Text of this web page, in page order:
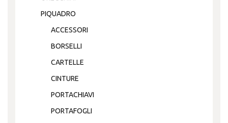
PIQUADRO
ACCESSORI
BORSELLI
CARTELLE
CINTURE
PORTACHIAVI
PORTAFOGLI